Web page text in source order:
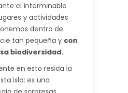
el interminable
y actividades
dentro de
tan pequeña y con
biodiversidad.
en esto resida la
isla: es una